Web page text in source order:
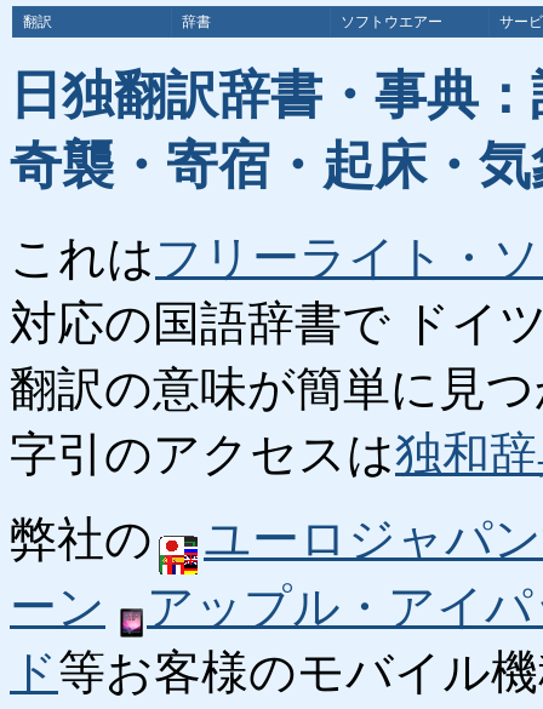
翻訳 辞書 ソフトウエアー サー
日独翻訳辞書・事典
奇襲・寄宿・起床・
これはフリーライト・
対応の国語辞書で ドイ
翻訳の意味が簡単に見
字引のアクセスは独和
弊社の
ユーロジャパ
ーン
アップル・アイ
ド等お客様のモバイル